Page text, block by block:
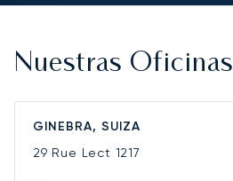
Nuestras Oficinas
GINEBRA, SUIZA
29 Rue Lect 1217